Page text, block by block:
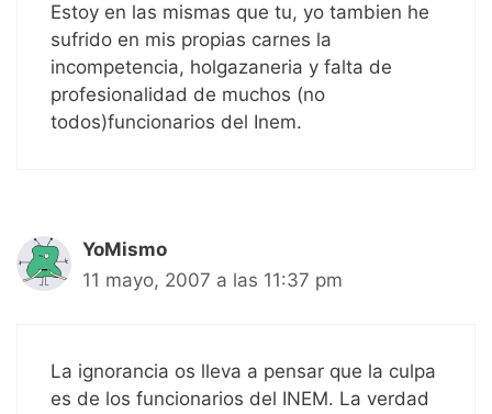
Estoy en las mismas que tu, yo tambien he
sufrido en mis propias carnes la
incompetencia, holgazaneria y falta de
profesionalidad de muchos (no
todos)funcionarios del Inem.
YoMismo
11 mayo, 2007 a las 11:37 pm
La ignorancia os lleva a pensar que la culpa
es de los funcionarios del INEM. La verdad